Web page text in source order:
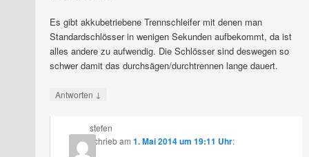
Es gibt akkubetriebene Trennschleifer mit denen man
Standardschlösser in wenigen Sekunden aufbekommt, da ist
alles andere zu aufwendig. Die Schlösser sind deswegen so
schwer damit das durchsägen/durchtrennen lange dauert.
Antworten ↓
stefen
schriebam 1. Mai 2014 um 19:11 Uhr: